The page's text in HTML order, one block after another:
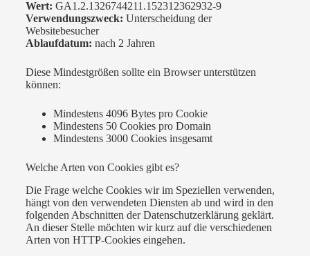
Wert: GA1.2.1326744211.152312362932-9
Verwendungszweck: Unterscheidung der
Websitebesucher
Ablaufdatum: nach 2 Jahren
Diese Mindestgrößen sollte ein Browser unterstützen
können:
Mindestens 4096 Bytes pro Cookie
Mindestens 50 Cookies pro Domain
Mindestens 3000 Cookies insgesamt
Welche Arten von Cookies gibt es?
Die Frage welche Cookies wir im Speziellen verwenden,
hängt von den verwendeten Diensten ab und wird in den
folgenden Abschnitten der Datenschutzerklärung geklärt.
An dieser Stelle möchten wir kurz auf die verschiedenen
Arten von HTTP-Cookies eingehen.